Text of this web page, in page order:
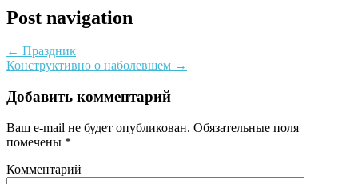
Post navigation
← Праздник
Конструктивно о наболевшем →
Добавить комментарий
Ваш e-mail не будет опубликован. Обязательные поля
помечены *
Комментарий